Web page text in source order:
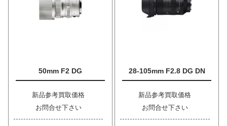
50mm F2 DG
新品参考買取価格
お問合せ下さい
28-105mm F2.8 DG DN
新品参考買取価格
お問合せ下さい